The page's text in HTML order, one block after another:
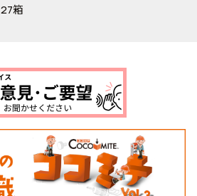
27箱